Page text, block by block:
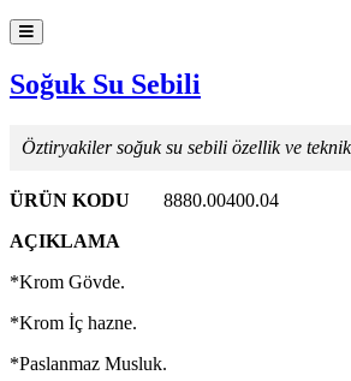
Soğuk Su Sebili
Öztiryakiler soğuk su sebili özellik ve
ÜRÜN KODU
8880.00400.04
AÇIKLAMA
*Krom Gövde.
*Krom İç hazne.
*Paslanmaz Musluk.